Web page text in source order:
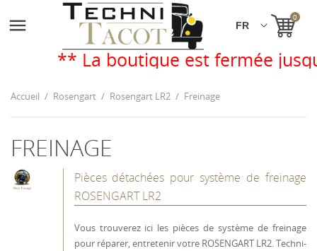
 0
** La boutique est fermée
Accueil Rosengart Rosengart LR2 Freinage
FREINAGE
Pièces détachées pour système de freinage
ROSENGART LR2
Vous trouverez ici les pièces de système de freinage
pour réparer, entretenir votre ROSENGART LR2. Techni-